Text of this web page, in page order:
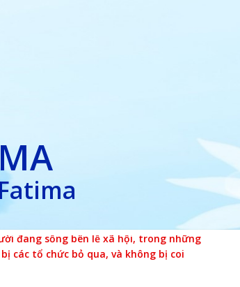
đang sống bên lề xã hội, trong những
các tổ chức bỏ qua, và không bị coi